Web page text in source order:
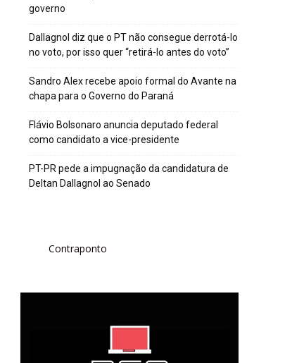
governo
Dallagnol diz que o PT não consegue derrotá-lo
no voto, por isso quer “retirá-lo antes do voto”
Sandro Alex recebe apoio formal do Avante na
chapa para o Governo do Paraná
Flávio Bolsonaro anuncia deputado federal
como candidato a vice-presidente
PT-PR pede a impugnação da candidatura de
Deltan Dallagnol ao Senado
Contraponto